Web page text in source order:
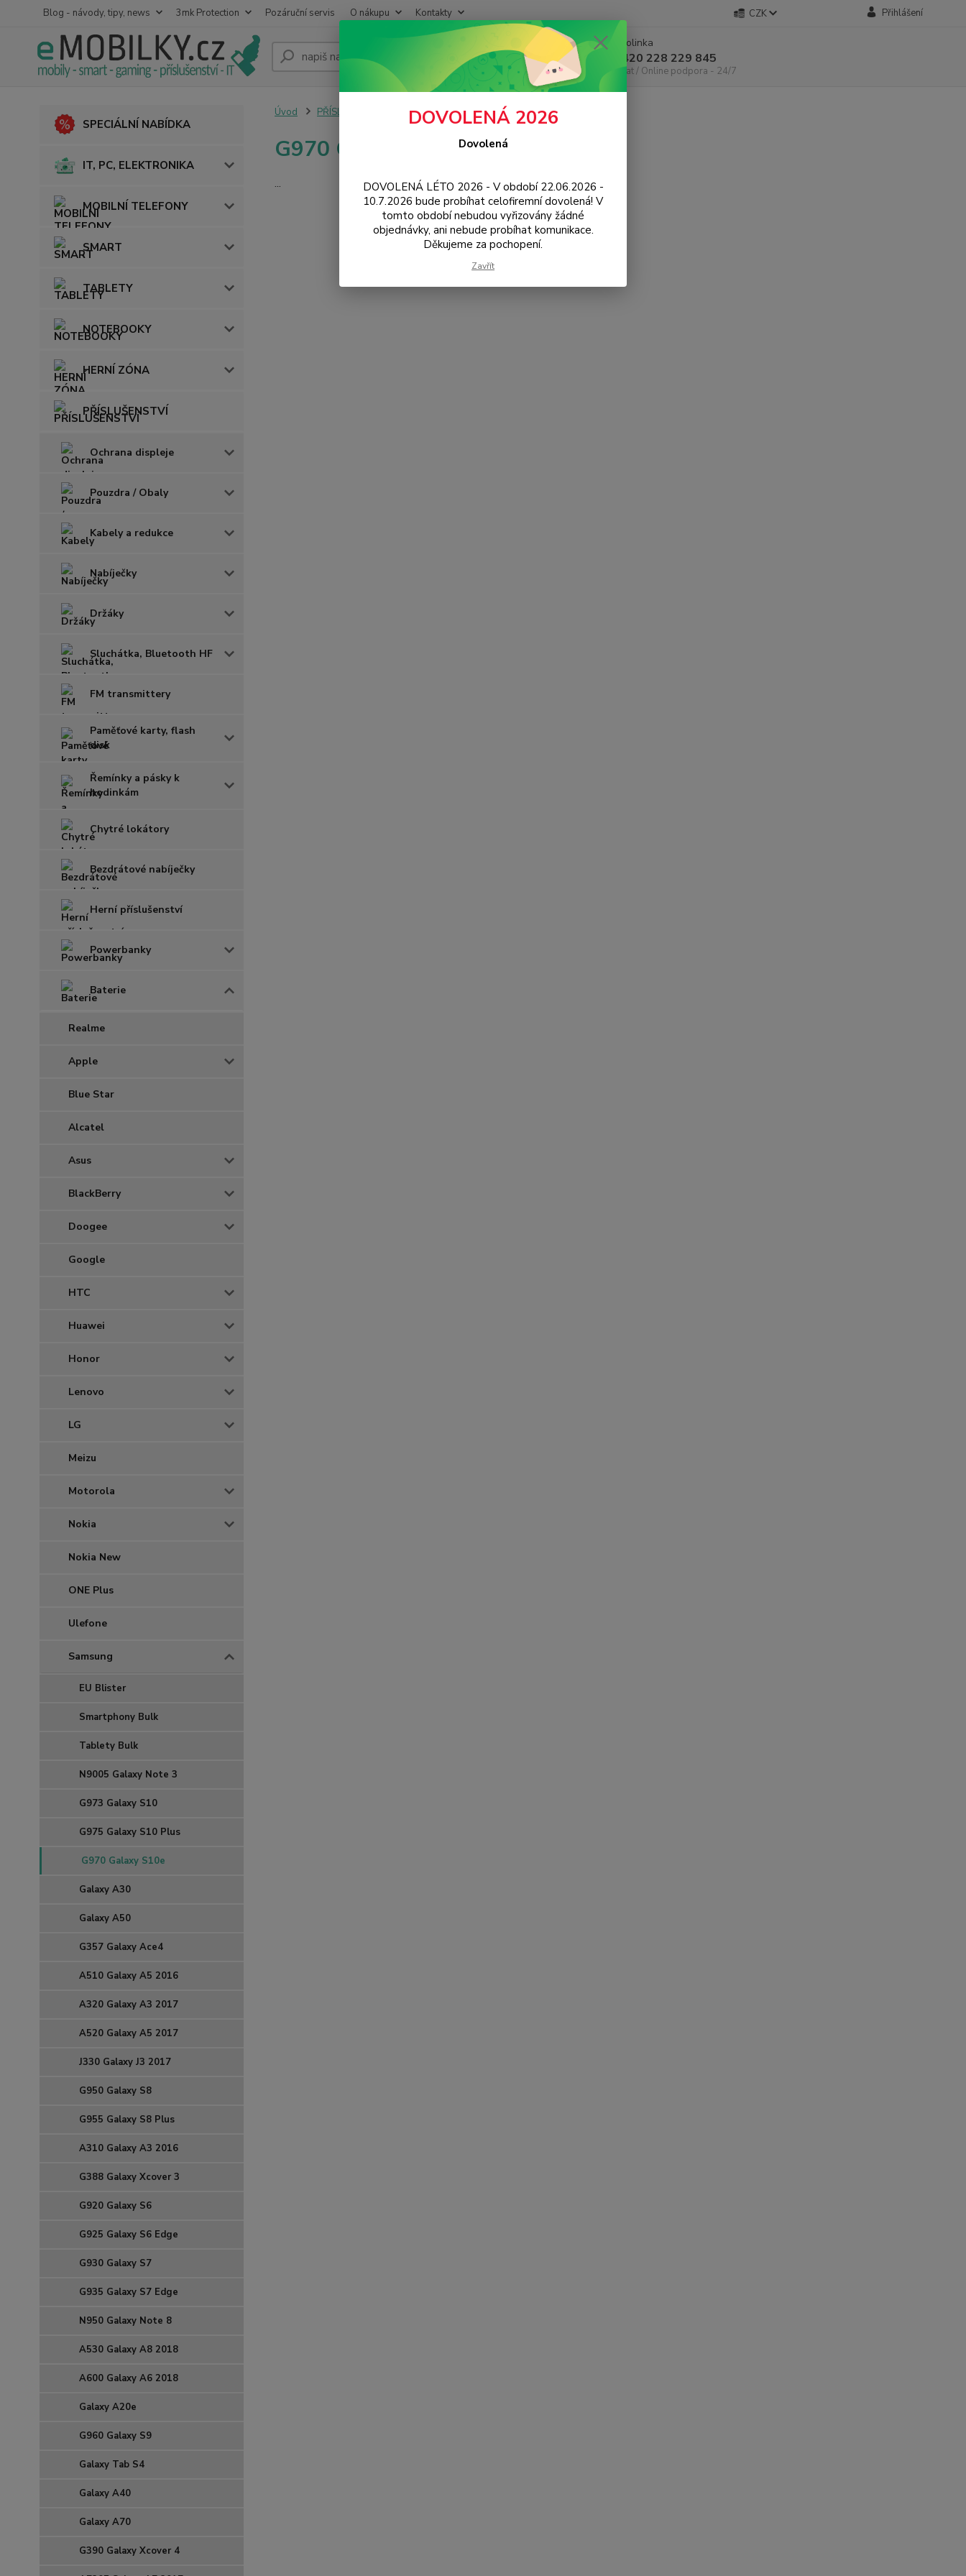
Blog - návody, tipy, news 3mk Protection Pozáruční servis O nákupu Kontakty CZK Přihlášení
Hledat
Infolinka
+420 228 229 845
Chat / Online podpora - 24/7
SPECIÁLNÍ NABÍDKA
IT, PC, ELEKTRONIKA
MOBILNÍ TELEFONY
SMART
TABLETY
NOTEBOOKY
HERNÍ ZÓNA
PŘÍSLUŠENSTVÍ
Ochrana displeje
Pouzdra / Obaly
Kabely a redukce
Nabíječky
Držáky
Sluchátka, Bluetooth HF
FM transmittery
Paměťové karty, flash
disk
Řemínky a pásky k
hodinkám
Chytré lokátory
Bezdrátové nabíječky
Herní příslušenství
Powerbanky
Baterie
Realme
Apple
Blue Star
Alcatel
Asus
BlackBerry
Doogee
Google
HTC
Huawei
Honor
Lenovo
LG
Meizu
Motorola
Nokia
Nokia New
ONE Plus
Ulefone
Samsung
EU Blister
Smartphony Bulk
Tablety Bulk
N9005 Galaxy Note 3
G973 Galaxy S10
G975 Galaxy S10 Plus
G970 Galaxy S10e
Galaxy A30
Galaxy A50
G357 Galaxy Ace4
A510 Galaxy A5 2016
A320 Galaxy A3 2017
A520 Galaxy A5 2017
J330 Galaxy J3 2017
G950 Galaxy S8
G955 Galaxy S8 Plus
A310 Galaxy A3 2016
G388 Galaxy Xcover 3
G920 Galaxy S6
G925 Galaxy S6 Edge
G930 Galaxy S7
G935 Galaxy S7 Edge
N950 Galaxy Note 8
A530 Galaxy A8 2018
A600 Galaxy A6 2018
Galaxy A20e
G960 Galaxy S9
Galaxy Tab S4
Galaxy A40
Galaxy A70
G390 Galaxy Xcover 4
Úvod PŘÍSLUŠENSTVÍ Baterie Samsung G970 Galaxy S10e
G970 Galaxy S10e
...
DOVOLENÁ 2026
Dovolená
DOVOLENÁ LÉTO 2026 - V období 22.06.2026 -
10.7.2026 bude probíhat celofiremní dovolená! V
tomto období nebudou vyřizovány žádné
objednávky, ani nebude probíhat komunikace.
Děkujeme za pochopení.
Zavřít